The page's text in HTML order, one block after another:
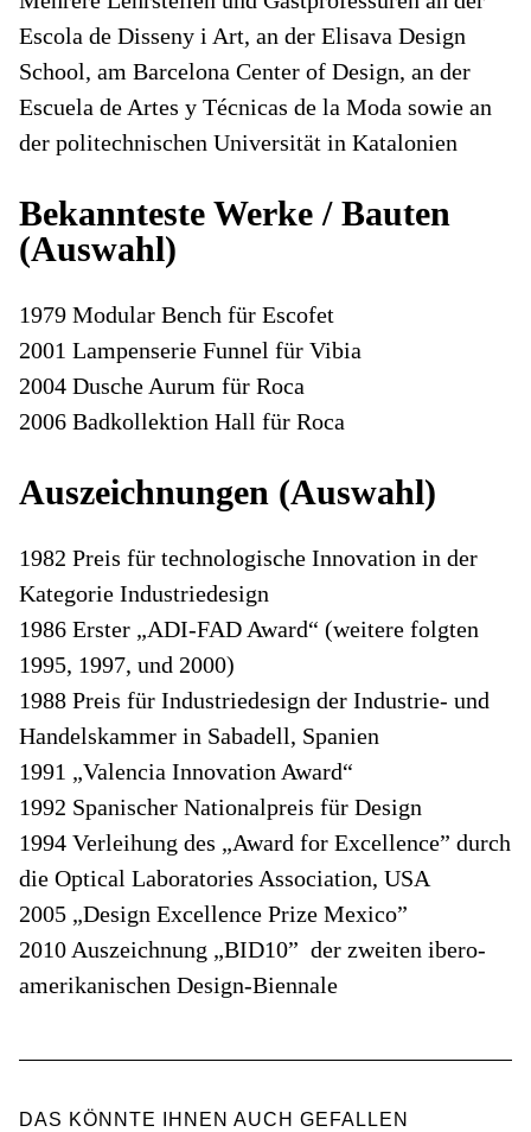
Escola de Disseny i Art, an der Elisava Design
School, am Barcelona Center of Design, an der
Escuela de Artes y Técnicas de la Moda sowie an
der politechnischen Universität in Katalonien
Bekannteste Werke / Bauten
(Auswahl)
1979 Modular Bench für Escofet
2001 Lampenserie Funnel für Vibia
2004 Dusche Aurum für Roca
2006 Badkollektion Hall für Roca
Auszeichnungen (Auswahl)
1982 Preis für technologische Innovation in der
Kategorie Industriedesign
1986 Erster „ADI-FAD Award“ (weitere folgten
1995, 1997, und 2000)
1988 Preis für Industriedesign der Industrie- und
Handelskammer in Sabadell, Spanien
1991 „Valencia Innovation Award“
1992 Spanischer Nationalpreis für Design
1994 Verleihung des „Award for Excellence” durch
die Optical Laboratories Association, USA
2005 „Design Excellence Prize Mexico”
2010 Auszeichnung „BID10” der zweiten ibero-
amerikanischen Design-Biennale
DAS KÖNNTE IHNEN AUCH GEFALLEN